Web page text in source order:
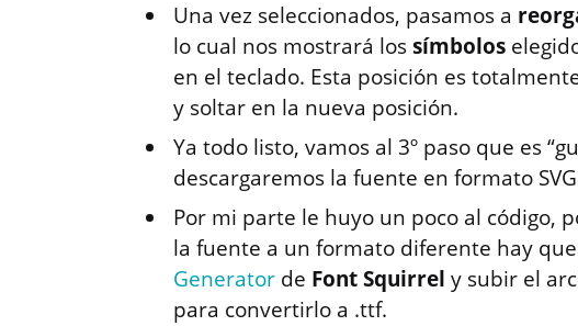
Una vez seleccionados, pasamos a
lo cual nos mostrará lossímbolos
en el teclado. Esta posición es
y soltar en la nueva posición.
Ya todo listo, vamos al 3º paso que es
descargaremos la fuente en formato
Por mi parte le huyo un poco al código,
la fuente a un formato diferente hay
Generator de Font Squirrel y subir el
para convertirlo a .ttf.